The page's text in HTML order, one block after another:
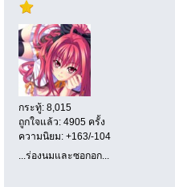
กระทู้: 8,015
ถูกใจแล้ว: 4905 ครั้ง
ความนิยม: +163/-104
...ร่องนมและซอกอก...